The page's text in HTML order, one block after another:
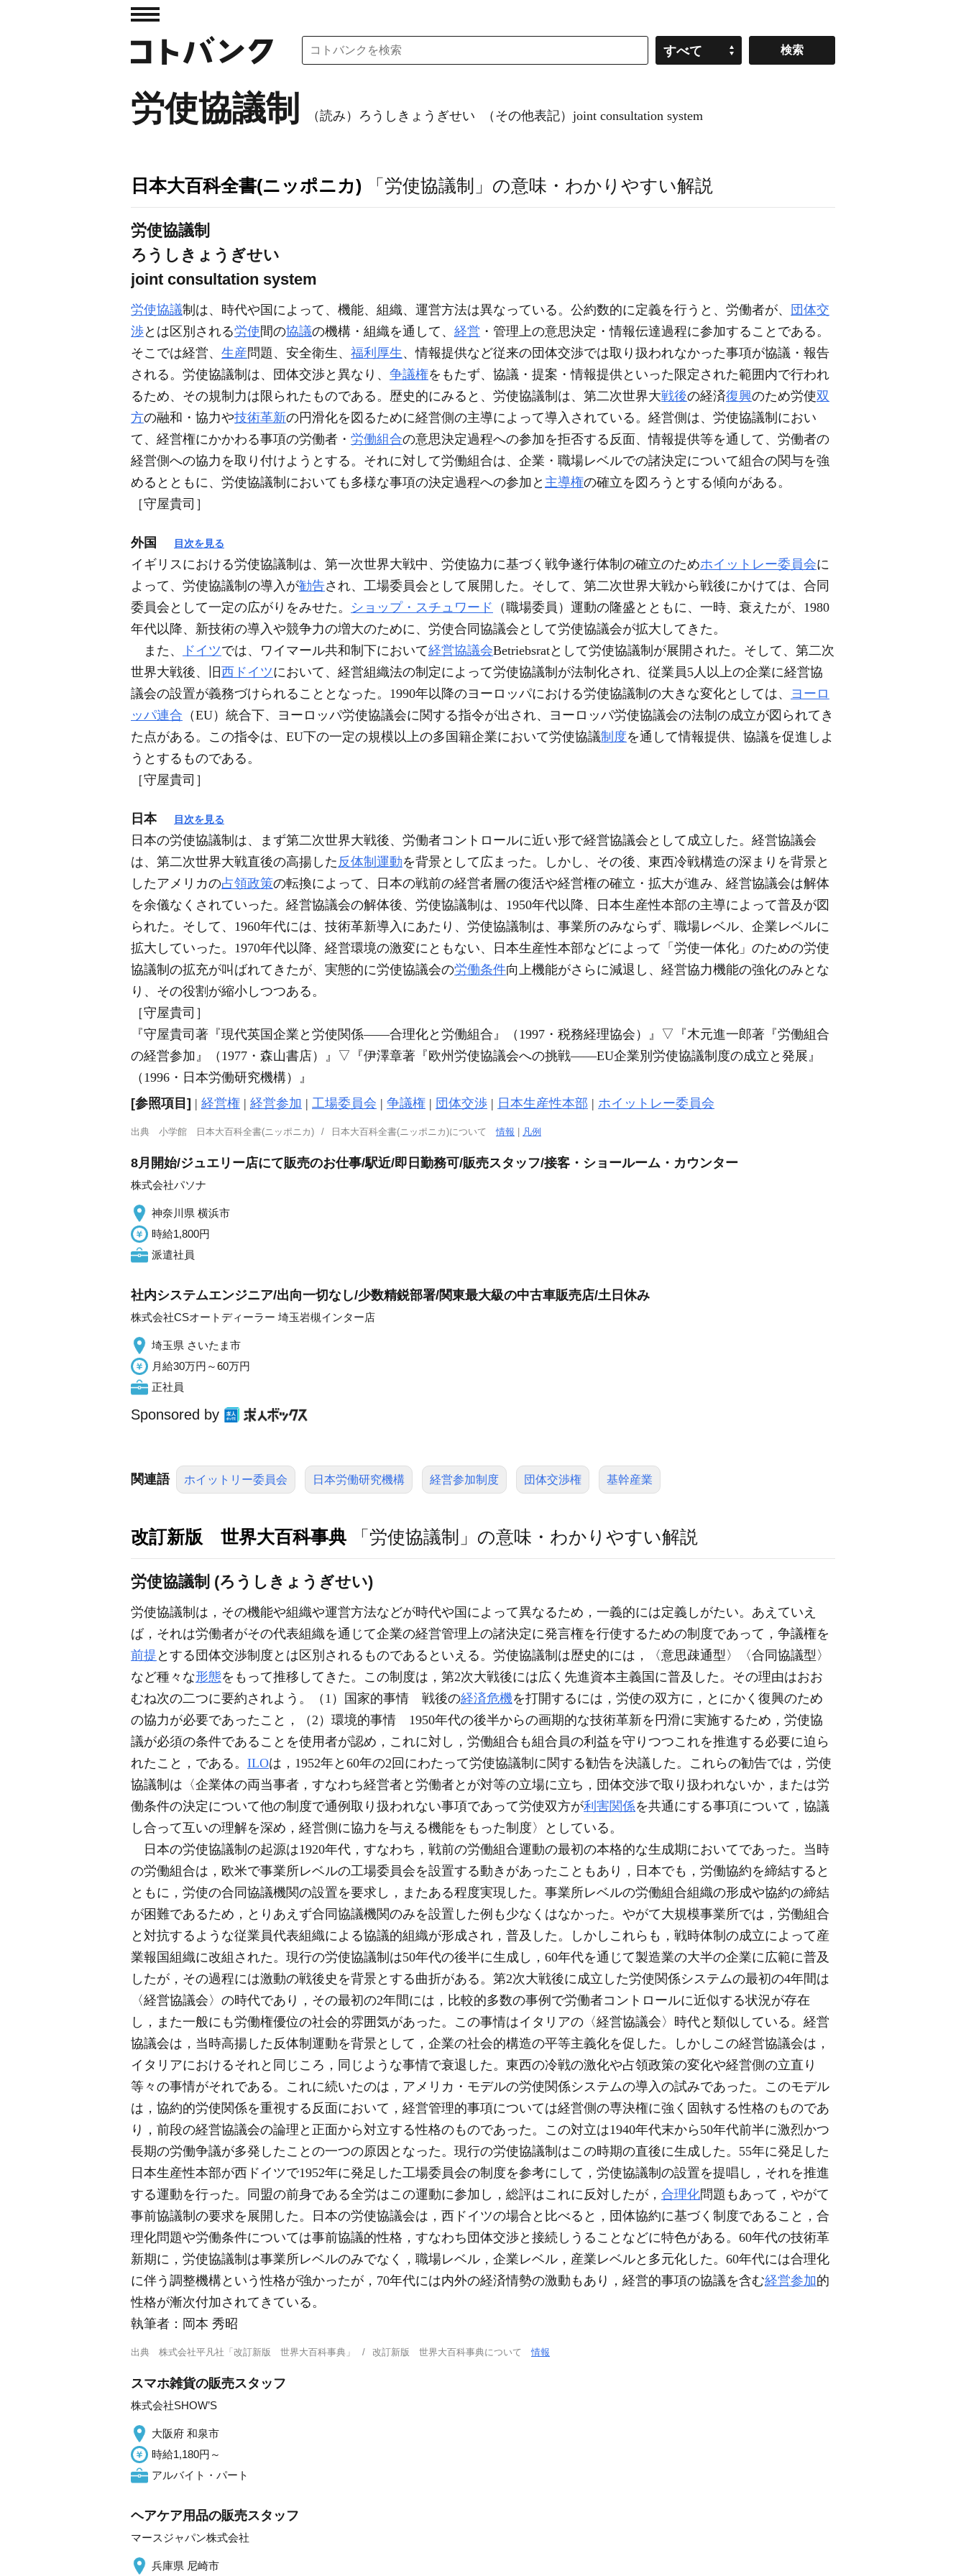
すべて
労使協議制 （読み）ろうしきょうぎせい （その他表記）joint consultation system
日本大百科全書(ニッポニカ) 「労使協議制」の意味・わかりやすい解説
労使協議制
ろうしきょうぎせい
joint consultation system
労使協議制は、時代や国によって、機能、組織、運営方法は異なっている。公約数的に定義を行うと、労働者が、
団体交
渉とは区別される労使間の協議の機構・組織を通して、 経営 ・管理上の意思決定・情報伝達過程に参加することである。
そこでは経営、 生産問題、安全衛生、 福利厚生 、情報提供など従来の団体交渉では取り扱われなかった事項が協議・報告
される。労使協議制は、団体交渉と異なり、 争議権をもたず、協議・提案・情報提供といった限定された範囲内で行われ
るため、その規制力は限られたものである。歴史的にみると、労使協議制は、第二次世界大戦後の経済復興のため労使双
方の融和・協力や技術革新の円滑化を図るために経営側の主導によって導入されている。経営側は、労使協議制におい
て、経営権にかかわる事項の労働者・ 労働組合の意思決定過程への参加を拒否する反面、情報提供等を通して、労働者の
経営側への協力を取り付けようとする。それに対して労働組合は、企業・職場レベルでの諸決定について組合の関与を強
めるとともに、労使協議制においても多様な事項の決定過程への参加と 主導権の確立を図ろうとする傾向がある。
［守屋貴司］
外国 目次を見る
イギリスにおける労使協議制は、第一次世界大戦中、労使協力に基づく戦争遂行体制の確立のためホイットレー委員会に
よって、労使協議制の導入が勧告され、工場委員会として展開した。そして、第二次世界大戦から戦後にかけては、合同
委員会として一定の広がりをみせた。 ショップ・スチュワード （職場委員）運動の隆盛とともに、一時、衰えたが、1980
年代以降、新技術の導入や競争力の増大のために、労使合同協議会として労使協議会が拡大してきた。
また、
ドイツでは、ワイマール共和制下において経営協議会Betriebsratとして労使協議制が展開された。そして、第二次
世界大戦後、旧西ドイツにおいて、経営組織法の制定によって労使協議制が法制化され、従業員5人以上の企業に経営協
議会の設置が義務づけられることとなった。1990年以降のヨーロッパにおける労使協議制の大きな変化としては、 ヨーロ
ッパ連合 （EU）統合下、ヨーロッパ労使協議会に関する指令が出され、ヨーロッパ労使協議会の法制の成立が図られてき
た点がある。この指令は、EU下の一定の規模以上の多国籍企業において労使協議制度を通して情報提供、協議を促進しよ
うとするものである。
［守屋貴司］
日本 目次を見る
日本の労使協議制は、まず第二次世界大戦後、労働者コントロールに近い形で経営協議会として成立した。経営協議会
は、第二次世界大戦直後の高揚した 反体制運動を背景として広まった。しかし、その後、東西冷戦構造の深まりを背景と
したアメリカの占領政策の転換によって、日本の戦前の経営者層の復活や経営権の確立・拡大が進み、経営協議会は解体
を余儀なくされていった。経営協議会の解体後、労使協議制は、1950年代以降、日本生産性本部の主導によって普及が図
られた。そして、1960年代には、技術革新導入にあたり、労使協議制は、事業所のみならず、職場レベル、企業レベルに
拡大していった。1970年代以降、経営環境の激変にともない、日本生産性本部などによって「労使一体化」のための労使
協議制の拡充が叫ばれてきたが、実態的に労使協議会の労働条件向上機能がさらに減退し、経営協力機能の強化のみとな
り、その役割が縮小しつつある。
［守屋貴司］
『守屋貴司著『現代英国企業と労使関係――合理化と労働組合』（1997・税務経理協会）』 ▽ 『木元進一郎著『労働組合
の経営参加』（1977・森山書店）』 ▽ 『伊澤章著『欧州労使協議会への挑戦――EU企業別労使協議制度の成立と発展』
（1996・日本労働研究機構）』
[参照項目] | 経営権 | 経営参加 | 工場委員会 | 争議権 | 団体交渉 | 日本生産性本部 | ホイットレー委員会
出典 小学館 日本大百科全書(ニッポニカ) 日本大百科全書(ニッポニカ)について情報 凡例
8月開始/ジュエリー店にて販売のお仕事/駅近/即日勤務可/販売スタッフ/接客・ショールーム・カウンター
株式会社パソナ
神奈川県 横浜市
時給1,800円
派遣社員
社内システムエンジニア/出向一切なし/少数精鋭部署/関東最大級の中古車販売店/土日休み
株式会社CSオートディーラー 埼玉岩槻インター店
埼玉県 さいたま市
月給30万円～60万円
正社員
Sponsored by
関連語 ホイットリー委員会 日本労働研究機構 経営参加制度 団体交渉権 基幹産業
改訂新版 世界大百科事典 「労使協議制」の意味・わかりやすい解説
労使協議制 (ろうしきょうぎせい)
労使協議制は，その機能や組織や運営方法などが時代や国によって異なるため，一義的には定義しがたい。あえていえ
ば，それは労働者がその代表組織を通じて企業の経営管理上の諸決定に発言権を行使するための制度であって，争議権を
前提 とする団体交渉制度とは区別されるものであるといえる。労使協議制は歴史的には，〈意思疎通型〉〈合同協議型〉
など種々な形態をもって推移してきた。この制度は，第2次大戦後には広く先進資本主義国に普及した。その理由はおお
むね次の二つに要約されよう。（1）国家的事情 戦後の経済危機を打開するには，労使の双方に，とにかく復興のため
の協力が必要であったこと，（2）環境的事情 1950年代の後半からの画期的な技術革新を円滑に実施するため，労使協
議が必須の条件であることを使用者が認め，これに対し，労働組合も組合員の利益を守りつつこれを推進する必要に迫ら
れたこと，である。 ILOは，1952年と60年の2回にわたって労使協議制に関する勧告を決議した。これらの勧告では，労使
協議制は〈企業体の両当事者，すなわち経営者と労働者とが対等の立場に立ち，団体交渉で取り扱われないか，または労
働条件の決定について他の制度で通例取り扱われない事項であって労使双方が利害関係を共通にする事項について，協議
し合って互いの理解を深め，経営側に協力を与える機能をもった制度〉としている。
日本の労使協議制の起源は1920年代，すなわち，戦前の労働組合運動の最初の本格的な生成期においてであった。当時
の労働組合は，欧米で事業所レベルの工場委員会を設置する動きがあったこともあり，日本でも，労働協約を締結すると
ともに，労使の合同協議機関の設置を要求し，またある程度実現した。事業所レベルの労働組合組織の形成や協約の締結
が困難であるため，とりあえず合同協議機関のみを設置した例も少なくはなかった。やがて大規模事業所では，労働組合
と対抗するような従業員代表組織による協議的組織が形成され，普及した。しかしこれらも，戦時体制の成立によって産
業報国組織に改組された。現行の労使協議制は50年代の後半に生成し，60年代を通じて製造業の大半の企業に広範に普及
したが，その過程には激動の戦後史を背景とする曲折がある。第2次大戦後に成立した労使関係システムの最初の4年間は
〈経営協議会〉の時代であり，その最初の2年間には，比較的多数の事例で労働者コントロールに近似する状況が存在
し，また一般にも労働権優位の社会的雰囲気があった。この事情はイタリアの〈経営協議会〉時代と類似している。経営
協議会は，当時高揚した反体制運動を背景として，企業の社会的構造の平等主義化を促した。しかしこの経営協議会は，
イタリアにおけるそれと同じころ，同じような事情で衰退した。東西の冷戦の激化や占領政策の変化や経営側の立直り
等々の事情がそれである。これに続いたのは，アメリカ・モデルの労使関係システムの導入の試みであった。このモデル
は，協約的労使関係を重視する反面において，経営管理的事項については経営側の専決権に強く固執する性格のものであ
り，前段の経営協議会の論理と正面から対立する性格のものであった。この対立は1940年代末から50年代前半に激烈かつ
長期の労働争議が多発したことの一つの原因となった。現行の労使協議制はこの時期の直後に生成した。55年に発足した
日本生産性本部が西ドイツで1952年に発足した工場委員会の制度を参考にして，労使協議制の設置を提唱し，それを推進
する運動を行った。同盟の前身である全労はこの運動に参加し，総評はこれに反対したが， 合理化問題もあって，やがて
事前協議制の要求を展開した。日本の労使協議会は，西ドイツの場合と比べると，団体協約に基づく制度であること，合
理化問題や労働条件については事前協議的性格，すなわち団体交渉と接続しうることなどに特色がある。60年代の技術革
新期に，労使協議制は事業所レベルのみでなく，職場レベル，企業レベル，産業レベルと多元化した。60年代には合理化
に伴う調整機構という性格が強かったが，70年代には内外の経済情勢の激動もあり，経営的事項の協議を含む経営参加的
性格が漸次付加されてきている。
執筆者： 岡本 秀昭
出典 株式会社平凡社「改訂新版 世界大百科事典」 改訂新版 世界大百科事典について情報
スマホ雑貨の販売スタッフ
株式会社SHOW’S
大阪府 和泉市
時給1,180円～
アルバイト・パート
ヘアケア用品の販売スタッフ
マースジャパン株式会社
兵庫県 尼崎市